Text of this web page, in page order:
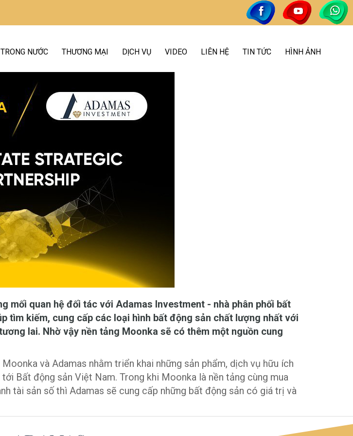
NƯỚC THƯƠNG MẠI DỊCH VỤ VIDEO LIÊN HỆ TIN TỨC HÌNH ẢNH
mối quan hệ đối tác với Adamas Investment - nhà phân phối bất
tìm kiếm, cung cấp các loại hình bất động sản chất lượng nhất với
lai. Nhờ vậy nền tảng Moonka sẽ có thêm một nguồn cung
và Adamas nhằm triển khai những sản phẩm, dịch vụ hữu ích
Bất động sản Việt Nam. Trong khi Moonka là nền tảng cùng mua
tài sản số thì Adamas sẽ cung cấp những bất động sản có giá trị và